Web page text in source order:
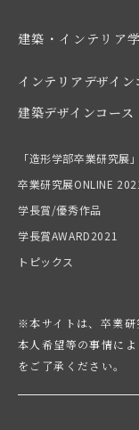
建築・インテリア
インテリアデザイン
建築デザインコース
「造形学部卒業研究展
卒業研究展ONLINE
学長賞/優秀作品
学長賞AWARD2021
トピックス
※本サイトは、卒業研
本人希望等の事情に
をご了承ください。